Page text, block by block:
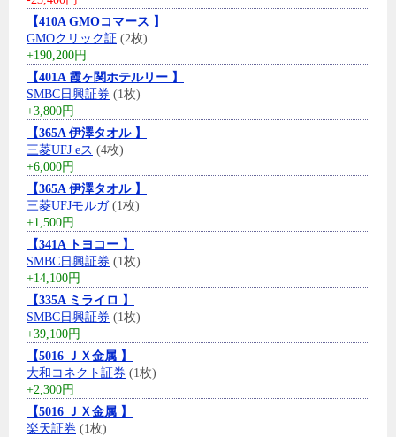
【410A GMOコマース 】
GMOクリック証 (2枚)
+190,200円
【401A 霞ヶ関ホテルリー 】
SMBC日興証券 (1枚)
+3,800円
【365A 伊澤タオル 】
三菱UFJ eス (4枚)
+6,000円
【365A 伊澤タオル 】
三菱UFJモルガ(1枚)
+1,500円
【341A トヨコー 】
SMBC日興証券 (1枚)
+14,100円
【335A ミライロ 】
SMBC日興証券 (1枚)
+39,100円
【5016 ＪＸ金属 】
大和コネクト証券 (1枚)
+2,300円
【5016 ＪＸ金属 】
楽天証券 (1枚)